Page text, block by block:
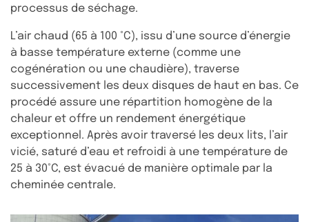
processus de séchage.
L’air chaud (65 à 100 °C), issu d’une source d’énergie
à basse température externe (comme une
cogénération ou une chaudière), traverse
successivement les deux disques de haut en bas. Ce
procédé assure une répartition homogène de la
chaleur et offre un rendement énergétique
exceptionnel. Après avoir traversé les deux lits, l’air
vicié, saturé d’eau et refroidi à une température de
25 à 30°C, est évacué de manière optimale par la
cheminée centrale.